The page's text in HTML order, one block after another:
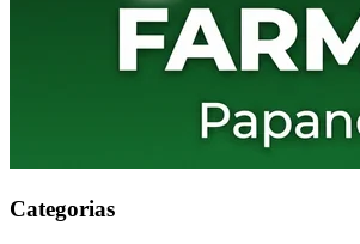
Categorias